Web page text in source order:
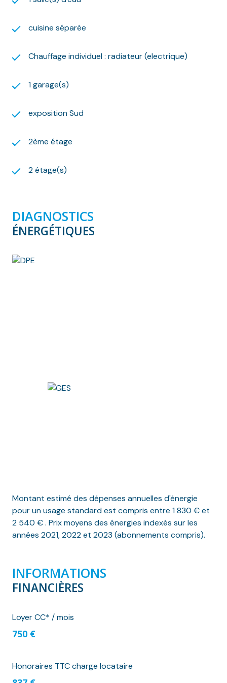
nous adresser votre dossier de candidature par mail
contact@lelogisbasque.fr
nécessaire à la constitution du dossier sur notre site
Montant estimé des dépenses annuelles d'énergie
pour un usage standard : entre 1830 euros et 2540
l'année 2021, 2022, 2023 (abonnements compris).
exposé sont disponibles sur le site Géorisques :
Nous nous ferons un plaisir de vous aider dans vos
recherches !
cuisine séparée
Chauffage individuel : radiateur (electrique)
1 garage(s)
exposition Sud
2ème étage
2 étage(s)
DIAGNOSTICS
ÉNERGÉTIQUES
Montant estimé des dépenses annuelles d'énergie
pour un usage standard est compris entre 1 830 € et
2 540 € . Prix moyens des énergies indexés sur les
années 2021, 2022 et 2023 (abonnements compris).
INFORMATIONS
FINANCIÈRES
Loyer CC* / mois
750 €
Honoraires TTC charge locataire